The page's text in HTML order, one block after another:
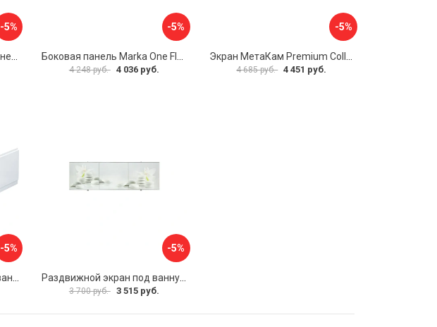
-5% -5%
4 248 руб. 4 036 руб.
-5%
4 685 руб. 4 451 руб.
-5% -5%
3 700 руб. 3 515 руб.